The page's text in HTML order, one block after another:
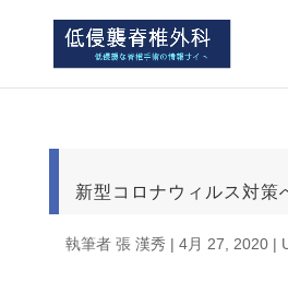
新型コロナウィルス対策
執筆者 張 漢秀 | 4月 27, 2020|